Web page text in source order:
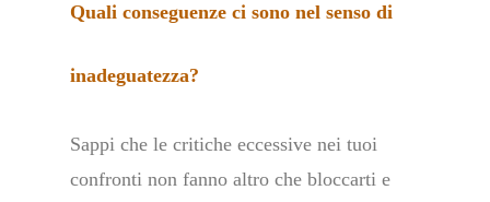
Quali conseguenze ci sono nel senso di
inadeguatezza?
Sappi che le critiche eccessive nei tuoi
confronti non fanno altro che bloccarti e